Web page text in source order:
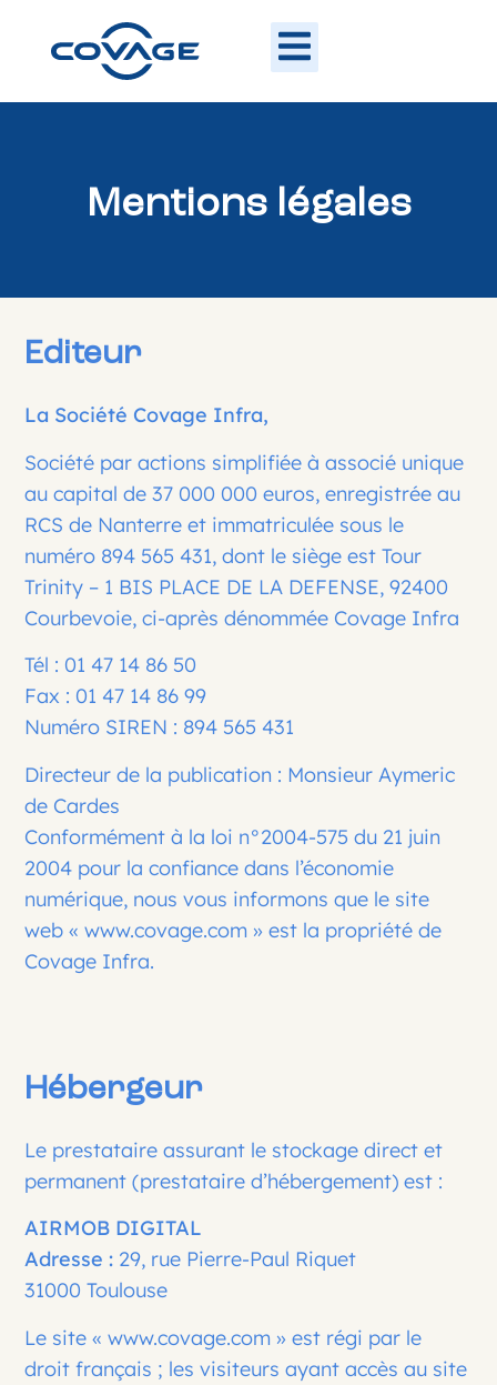
Mentions légales
Editeur
La Société Covage Infra,
Société par actions simplifiée à associé unique
au capital de 37 000 000 euros, enregistrée au
RCS de Nanterre et immatriculée sous le
numéro 894 565 431, dont le siège est Tour
Trinity – 1 BIS PLACE DE LA DEFENSE, 92400
Courbevoie, ci-après dénommée Covage Infra
Tél : 01 47 14 86 50
Fax : 01 47 14 86 99
Numéro SIREN : 894 565 431
Directeur de la publication : Monsieur Aymeric
de Cardes
Conformément à la loi n°2004-575 du 21 juin
2004 pour la confiance dans l’économie
numérique, nous vous informons que le site
web «www.covage.com » est la propriété de
Covage Infra.
Hébergeur
Le prestataire assurant le stockage direct et
permanent (prestataire d’hébergement) est :
AIRMOB DIGITAL
Adresse : 29, rue Pierre-Paul Riquet
31000 Toulouse
Le site «www.covage.com » est régi par le
droit français ; les visiteurs ayant accès au site